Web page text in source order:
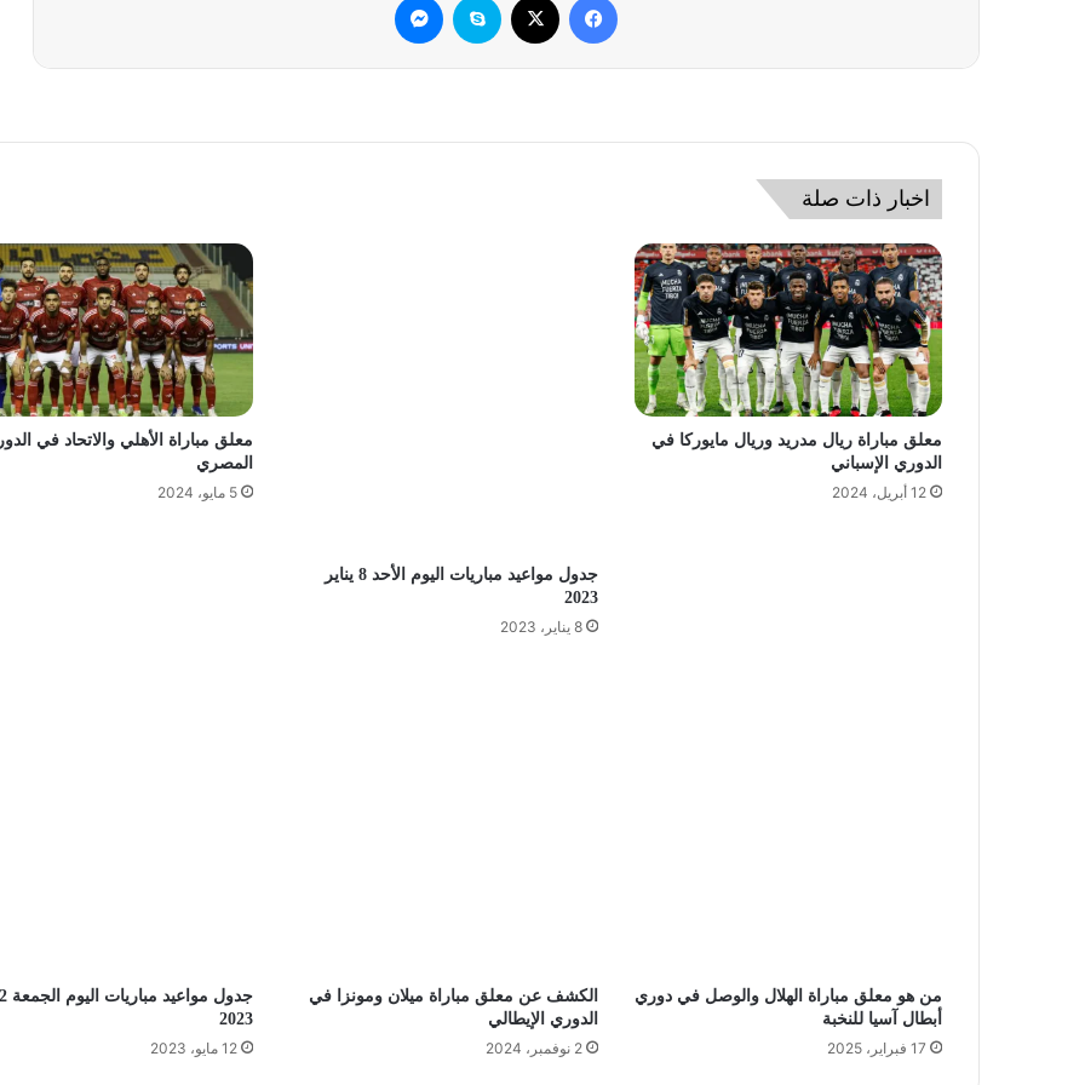
اخبار ذات صلة
معلق مباراة ريال مدريد وريال مايوركا في
الدوري الإسباني
12 أبريل، 2024
جدول مواعيد مباريات اليوم الأحد 8 يناير
2023
8 يناير، 2023
معلق مباراة الأهلي والاتحاد في
المصري
5 مايو، 2024
من هو معلق مباراة الهلال والوصل في دوري
أبطال آسيا للنخبة
17 فبراير، 2025
الكشف عن معلق مباراة ميلان ومونزا في
الدوري الإيطالي
2 نوفمبر، 2024
2023
12 مايو، 2023